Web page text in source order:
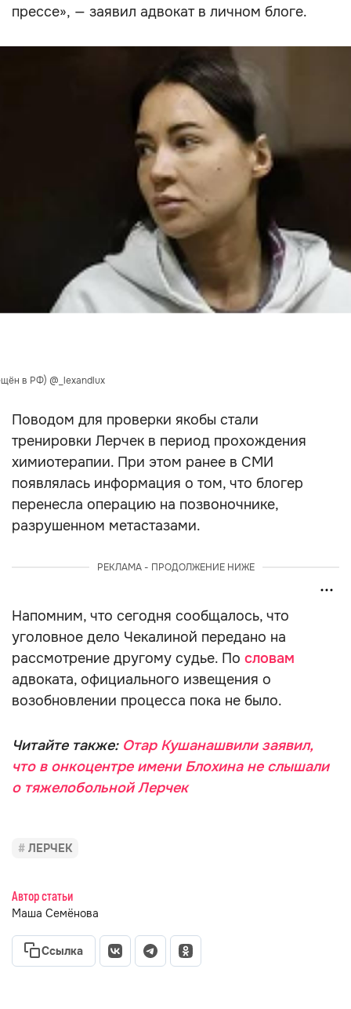
прессе», — заявил адвокат в личном блоге.
в РФ) @_lexandlux
Поводом для проверки якобы стали
тренировки Лерчек в период прохождения
химиотерапии. При этом ранее в СМИ
появлялась информация о том, что блогер
перенесла операцию на позвоночнике,
разрушенном метастазами.
РЕКЛАМА - ПРОДОЛЖЕНИЕ НИЖЕ
Напомним, что сегодня сообщалось, что
уголовное дело Чекалиной передано на
рассмотрение другому судье. По словам
адвоката, официального извещения о
возобновлении процесса пока не было.
Читайте также: Отар Кушанашвили заявил,
что в онкоцентре имени Блохина не слышали
о тяжелобольной Лерчек
ЛЕРЧЕК
Автор статьи
Маша Семёнова
Ссылка